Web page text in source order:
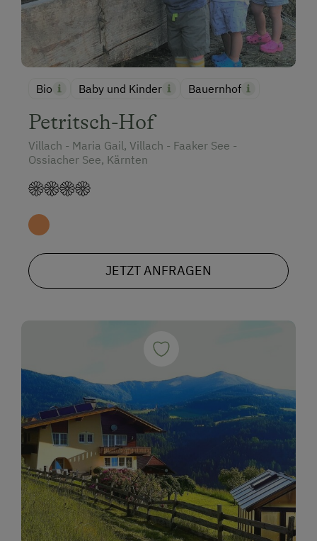
Bio Baby und Kinder Bauernhof
Petritsch-Hof
Villach - Maria Gail, Villach - Faaker See -
Ossiacher See, Kärnten
JETZT ANFRAGEN